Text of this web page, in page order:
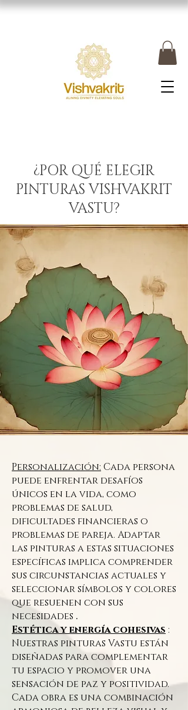
¿POR QUÉ ELEGIR
PINTURAS VISHVAKRIT
VASTU?
Personalización: Cada persona
puede enfrentar desafíos
únicos en la vida, como
problemas de salud,
dificultades financieras o
problemas de pareja. Adaptar
las pinturas a estas situaciones
específicas implica comprender
sus circunstancias actuales y
seleccionar símbolos y colores
que resuenen con sus
necesidades .
Estética y energía cohesivas :
Nuestras pinturas Vastu están
diseñadas para complementar
tu espacio y promover una
sensación de paz y positividad.
Cada obra es una combinación